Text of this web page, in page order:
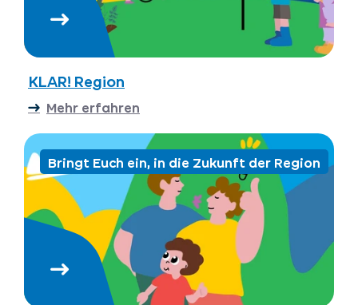
KLAR! Region
Mehr erfahren
Bringt Euch ein, in die Zukunft der Region